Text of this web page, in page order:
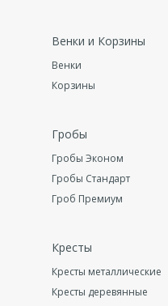
Венки и Корзины
Венки
Корзины
Гробы
Гробы Эконом
Гробы Стандарт
Гроб Премиум
Кресты
Кресты металлические
Кресты деревянные